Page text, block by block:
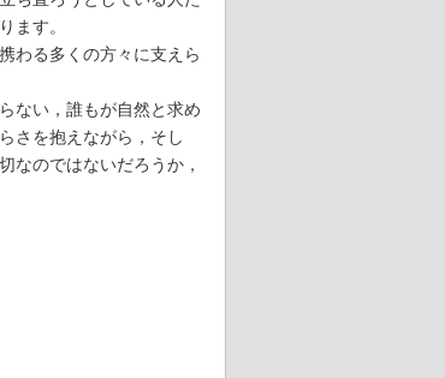
ます。
わる多くの方々に支えら
ない，誰もが自然と求め
さを抱えながら，そし
なのではないだろうか，